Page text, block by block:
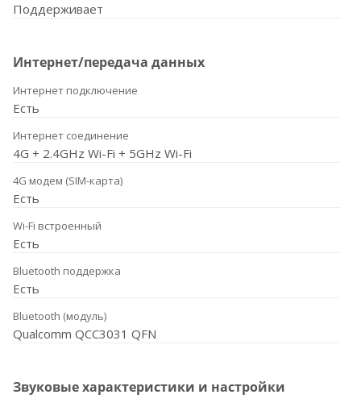
Поддерживает
Интернет/передача данных
Интернет подключение
Есть
Интернет соединение
4G + 2.4GHz Wi-Fi + 5GHz Wi-Fi
4G модем (SIM-карта)
Есть
Wi-Fi встроенный
Есть
Bluetooth поддержка
Есть
Bluetooth (модуль)
Qualcomm QCC3031 QFN
Звуковые характеристики и настройки